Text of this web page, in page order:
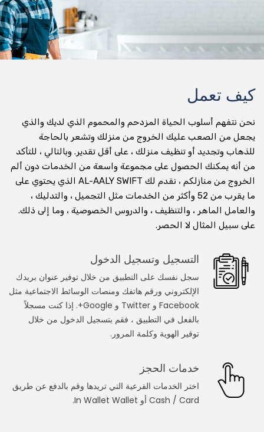
تسليم المواد الغذائية والتخزين
تسليم البقالة
صيدلية التسليم
تسليم المياه المعبأة في زجاجات
استشارة عبر الفيديو عبر الإنترنت
استشر الطبيب على مكالمة الفيديو
استشر محاميًا في مكالمة فيديو
استشر المنجم على مكالمة الفيديو
احصل على تدريب اللياقة على مكالمة الفيديو
النجار
عامل الكهرباء
كيف تعمل
نحن نتفهم أسلوب الحياة المزدحم والمحموم الذي لديك والذي
يجعل من الصعب عليك الخروج من منزلك وتشعر بالحاجة
للذهاب وتجديد أو تنظيف منزلك ، على أقل تقدير. وبالتالي ، للتأكد
من أنه يمكنك الحصول على مجموعة واسعة من الخدمات دون ألم
الخروج من منازلكم ، نقدم لك AL-AALY SWIFT الذي يحتوي على
ما يقرب من 52 وأكثر من الخدمات مثل التجميل ، والتدليك ،
والعامل الماهر ، والتنظيف ، والدروس الخصوصية ، وما إلى ذلك.
على سبيل المثال لا الحصر.
التسجيل وتسجيل الدخول
سجل نفسك على التطبيق من خلال توفير عنوان بريدك
الإلكتروني ورقم هاتفك ومنصات الوسائط الاجتماعية مثل
Facebook و Twitter و Google+. إذا كنت مسجلاً
بالفعل في التطبيق ، فقم بتسجيل الدخول من خلال
توفير الهوية وكلمة المرور.
خدمات الحجز
اختر الخدمات الفرعية التي تريدها وقم بالدفع عن طريق
Cash / Card أو In Wallet Wallet.